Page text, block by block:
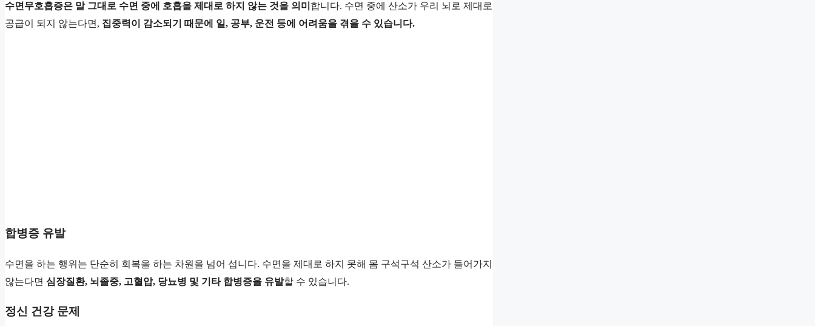
수면무호흡증은 말 그대로 수면 중에 호흡을 제대로 하지 않는 것을 의미 합니다. 수면 중에 산소가 우리 뇌로 제대로
공급이 되지 않는다면, 집중력이 감소되기 때문에 일, 공부, 운전 등에 어려움을 겪을 수 있습니다.
합병증 유발
수면을 하는 행위는 단순히 회복을 하는 차원을 넘어 섭니다. 수면을 제대로 하지 못해 몸 구석구석 산소가 들어가지
않는다면 심장질환, 뇌졸중, 고혈압, 당뇨병 및 기타 합병증을 유발할 수 있습니다.
정신 건강 문제